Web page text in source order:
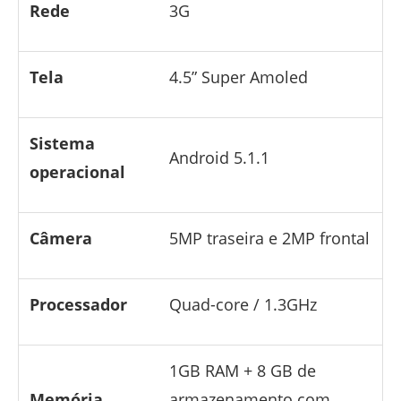
Rede 3G
Tela 4.5” Super Amoled
Sistema
operacional
Android 5.1.1
Câmera 5MP traseira e 2MP frontal
Processador Quad-core / 1.3GHz
1GB RAM + 8 GB de